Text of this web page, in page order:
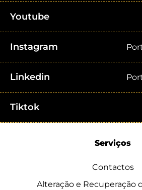
Youtube
Instagram
Linkedin
Tiktok
Serviços
Contactos
Alteração e Recuperação